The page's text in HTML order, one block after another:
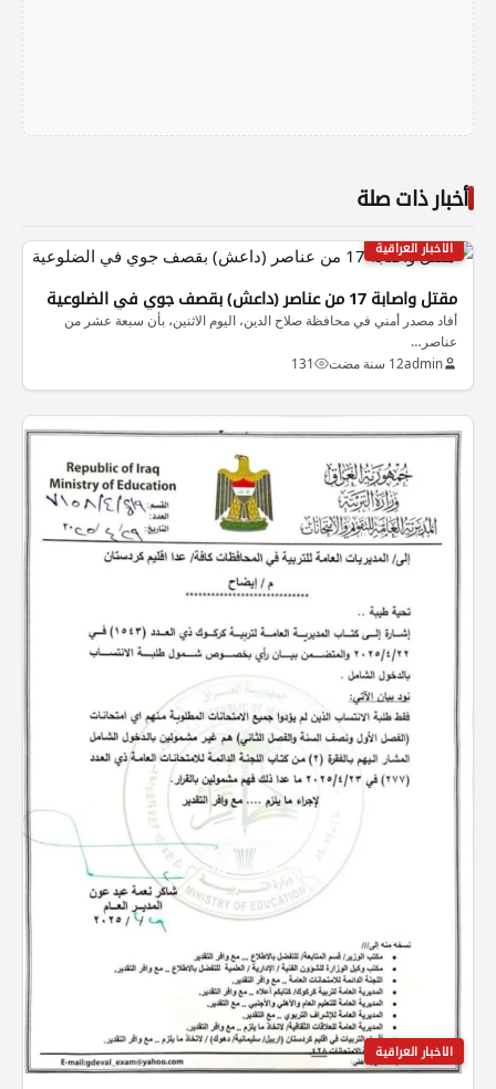
أخبار ذات صلة
الاخبار العراقية
مقتل واصابة 17 من عناصر (داعش) بقصف جوي في الضلوعية
أفاد مصدر أمني في محافظة صلاح الدين، اليوم الاثنين، بأن سبعة عشر من
عناصر…
admin12 سنة مضت 131
الاخبار العراقية